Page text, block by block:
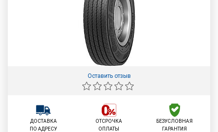
Оставить отзыв
ДОСТАВКА
ПО АДРЕСУ
ОТСРОЧКА
ОПЛАТЫ
БЕЗУСЛОВНАЯ
ГАРАНТИЯ